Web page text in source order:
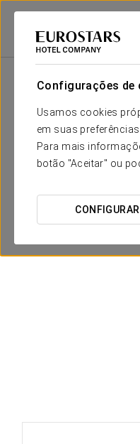
Configurações de
Usamos cookies
em suas
Para mais
botão "Aceitar" ou
CONFIGURAR
Eurostars Hotel Company